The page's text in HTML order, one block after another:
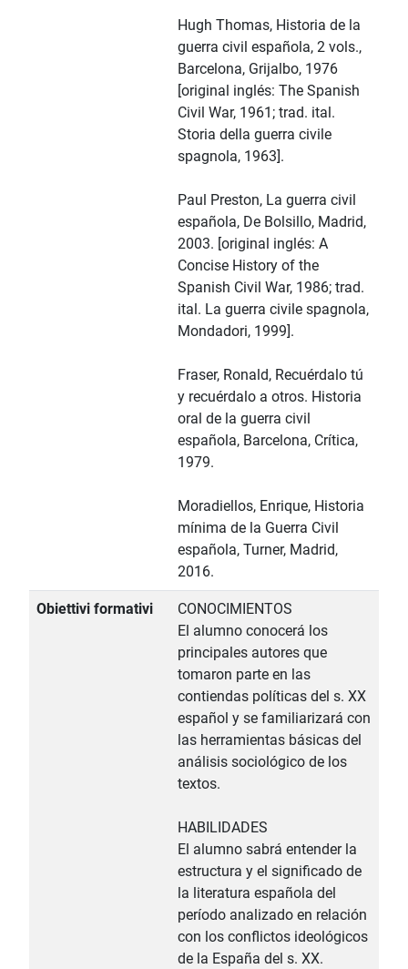
Hugh Thomas, Historia de la
guerra civil española, 2 vols.,
Barcelona, Grijalbo, 1976
[original inglés: The Spanish
Civil War, 1961; trad. ital.
Storia della guerra civile
spagnola, 1963].
Paul Preston, La guerra civil
española, De Bolsillo, Madrid,
2003. [original inglés: A
Concise History of the
Spanish Civil War, 1986; trad.
ital. La guerra civile spagnola,
Mondadori, 1999].
Fraser, Ronald, Recuérdalo tú
y recuérdalo a otros. Historia
oral de la guerra civil
española, Barcelona, Crítica,
1979.
Moradiellos, Enrique, Historia
mínima de la Guerra Civil
española, Turner, Madrid,
2016.
Obiettivi formativi
CONOCIMIENTOS
El alumno conocerá los
principales autores que
tomaron parte en las
contiendas políticas del s. XX
español y se familiarizará con
las herramientas básicas del
análisis sociológico de los
textos.
HABILIDADES
El alumno sabrá entender la
estructura y el significado de
la literatura española del
período analizado en relación
con los conflictos ideológicos
de la España del s. XX.